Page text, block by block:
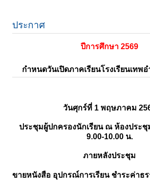
ประกาศ
ปีการศึกษา 2569
กำหนดวันเปิดภาคเรียนโรงเรียนเทพ
วันศุกร์ที่ 1 พฤษภาคม
ประชุมผู้ปกครองนักเรียน ณ ห้องประชุม
9.00-10.00 น.
ภายหลังประชุม
ขายหนังสือ อุปกรณ์การเรียน ชำระค่าธร